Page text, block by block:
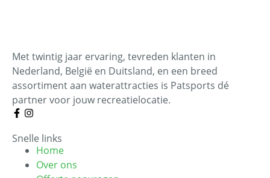
Snelle links
Home
Over ons
Met twintig jaar ervaring, tevreden klanten in
Nederland, België en Duitsland, en een breed
assortiment aan waterattracties is Patsports dé
partner voor jouw recreatielocatie.